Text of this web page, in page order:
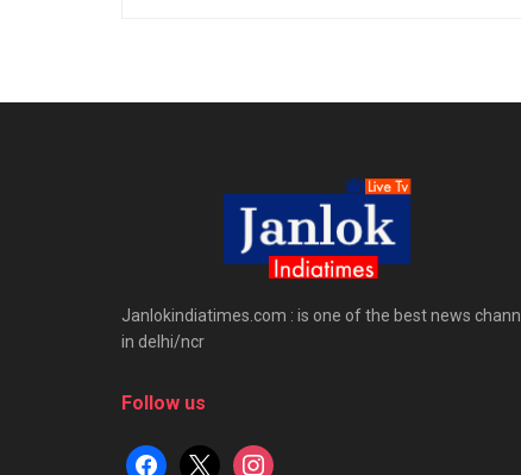
Janlokindiatimes.com : is one of the best news
in delhi/ncr
Follow us
facebook
x instagram